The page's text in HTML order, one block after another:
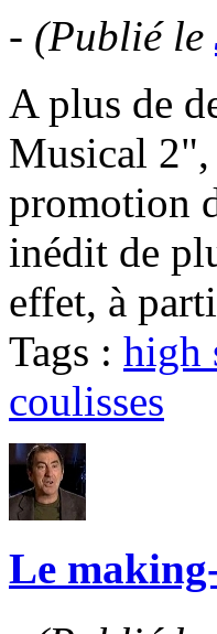
- (Publié le
A plus de
Musical 2",
promotion
inédit de
effet, à
Tags : high
coulisses
Le